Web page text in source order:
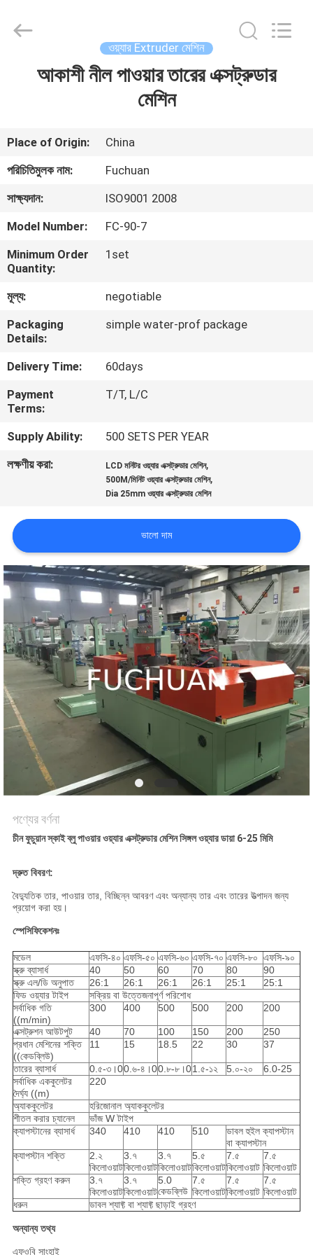
ভিডিও
ভিআর
শো
আমাদের
সম্পর্কে
কারখানা
পরিদর্শন
গুণমান
নিয়ন্ত্রণ
সাথে
যোগাযোগ
খবর
মামলা
সাইট
ম্যাপ
PRIVACY
POLICY
and
Mechanical
ওয়্যার Extruder মেশিন
আকাশী নীল পাওয়ার তারের এক্সট্রুডার
মেশিন
Place of Origin:
China
পরিচিতিমুলক নাম:
Fuchuan
সাক্ষ্যদান:
ISO9001 2008
Model Number:
FC-90-7
Minimum Order
Quantity:
1set
মূল্য:
negotiable
Packaging
Details:
simple water-prof package
Delivery Time:
60days
Payment
Terms:
T/T, L/C
Supply Ability:
500 SETS PER YEAR
লক্ষণীয় করা:
LCD মনিটর ওয়্যার এক্সট্রুডার মেশিন,
500M/মিনিট ওয়্যার এক্সট্রুডার মেশিন,
Dia 25mm ওয়্যার এক্সট্রুডার মেশিন
ভালো দাম
পণ্যের বর্ণনা
চীন ফুচুয়ান স্কাই ব্লু পাওয়ার ওয়্যার এক্সট্রুডার মেশিন সিঙ্গল ওয়্যার ডায়া 6-25 মিমি
দ্রুত বিবরণ:
বৈদ্যুতিক তার, পাওয়ার তার, বিচ্ছিন্ন আবরণ এবং অন্যান্য তার এবং তারের উত্পাদন জন্য
প্রয়োগ করা হয়।
স্পেসিফিকেশনঃ
মডেল এফসি-৪০ এফসি-৫০ এফসি-৬০ এফসি-৭০ এফসি-৮০ এফসি-৯০
স্ক্রু ব্যাসার্ধ
40 50 60 70 80
90
স্ক্রু এল/ডি অনুপাত
26:1 26:1 26:1 26:1 25:1
25:1
ফিড ওয়্যার টাইপ
সক্রিয় বা উত্তেজনাপূর্ণ পরিশোধ
সর্বাধিক গতি
((m/min)
300 400 500 500 200 200
এক্সট্রুশন আউটপুট 40 70 100 150 200
250
প্রধান মেশিনের শক্তি
((কেডব্লিউ)
11 15 18.5 22 30 37
তারের ব্যাসার্ধ 0.৫-৩।00.৬-৪।00.৮-৮।01.৫-১২ 5.০-২০
6.0-25
সর্বাধিক এককুলেটর
দৈর্ঘ্য ((m)
220
অ্যাককুলেটর
হরিজোনাল অ্যাককুলেটর
শীতল করার চ্যানেল
ভাঁজ W টাইপ
ক্যাপস্টানের ব্যাসার্ধ
340 410 410 510
ডাবল হুইল ক্যাপস্টান
বা ক্যাপস্টান
ক্যাপস্টান শক্তি
2.২
কিলোওয়াট
3.৭
কিলোওয়াট
3.৭
কিলোওয়াট
5.৫
কিলোওয়াট
7.৫
কিলোওয়াট
7.৫
কিলোওয়াট
শক্তি গ্রহণ করুন
3.৭
কিলোওয়াট
3.৭
কিলোওয়াট
5.0
কেডব্লিউ
7.৫
কিলোওয়াট
7.৫
কিলোওয়াট
7.৫
কিলোওয়াট
ধরুন
ডাবল শ্যাফ্ট বা শ্যাফ্ট ছাড়াই গ্রহণ
অন্যান্য তথ্য
এফওবি সাংহাই